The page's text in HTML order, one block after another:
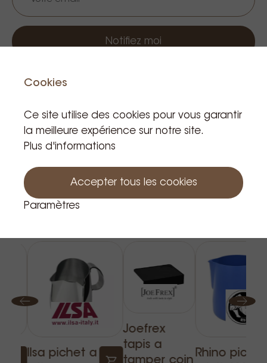
Notifiez moi
Ilsa pichet a
Joefrex
tapis a
Rhino pichet
Cookies
Ce site utilise des cookies pour vous garantir
la meilleure expérience sur notre site.
Plus d'informations
Accepter tous les cookies
Paramètres